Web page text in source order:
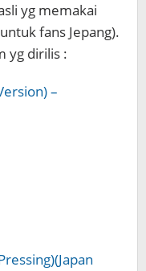
yg memakai
fans Jepang).
yg dirilis :
–